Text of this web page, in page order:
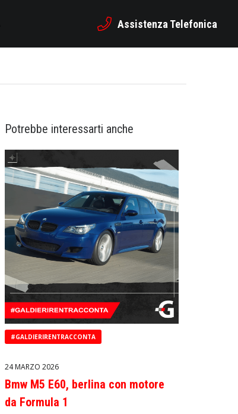
Assistenza Telefonica
Potrebbe interessarti anche
#GALDIERIRENTRACCONTA
24 MARZO 2026
Bmw M5 E60, berlina con motore
da Formula 1